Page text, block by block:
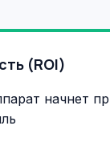
(ROI)
начнет